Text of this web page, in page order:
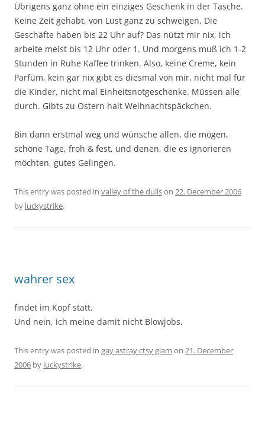
Übrigens ganz ohne ein einziges Geschenk in der Tasche.
Keine Zeit gehabt, von Lust ganz zu schweigen. Die
Geschäfte haben bis 22 Uhr auf? Das nützt mir nix, ich
arbeite meist bis 12 Uhr oder 1. Und morgens muß ich 1-2
Stunden in Ruhe Kaffee trinken. Also, keine Creme, kein
Parfüm, kein gar nix gibt es diesmal von mir, nicht mal für
die Kinder, nicht mal Einheitsnotgeschenke. Müssen alle
durch. Gibts zu Ostern halt Weihnachtspäckchen.
Bin dann erstmal weg und wünsche allen, die mögen,
schöne Tage, froh & fest, und denen, die es ignorieren
möchten, gutes Gelingen.
This entry was posted in valley of the dullson 22. December 2006
by luckystrike.
wahrer sex
findet im Kopf statt.
Und nein, ich meine damit nicht Blowjobs.
This entry was posted in gay astray ctsy glam on 21. December
2006 by luckystrike.